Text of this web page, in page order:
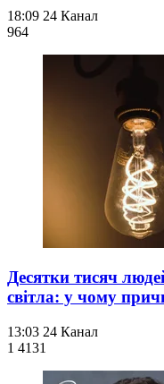
18:09 24 Канал
964
Десятки тисяч
світла: у чому
13:03 24 Канал
1 4131